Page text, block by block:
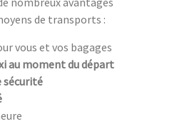
de transports :
vous et vos bagages
au moment du départ
sécurité